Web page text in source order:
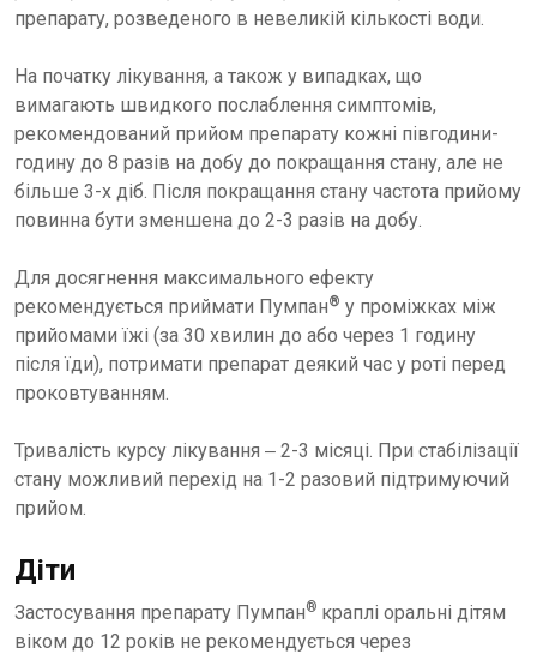
препарату, розведеного в невеликій кількості води.
На початку лікування, а також у випадках, що
вимагають швидкого послаблення симптомів,
рекомендований прийом препарату кожні півгодини-
годину до 8 разів на добу до покращання стану, але не
більше 3-х діб. Після покращання стану частота прийому
повинна бути зменшена до 2-3 разів на добу.
Для досягнення максимального ефекту
рекомендується приймати Пумпан® у проміжках між
прийомами їжі (за 30 хвилин до або через 1 годину
після їди), потримати препарат деякий час у роті перед
проковтуванням.
Тривалість курсу лікування ‒ 2-3 місяці. При стабілізації
стану можливий перехід на 1-2 разовий підтримуючий
прийом.
Діти
Застосування препарату Пумпан® краплі оральні дітям
віком до 12 років не рекомендується через